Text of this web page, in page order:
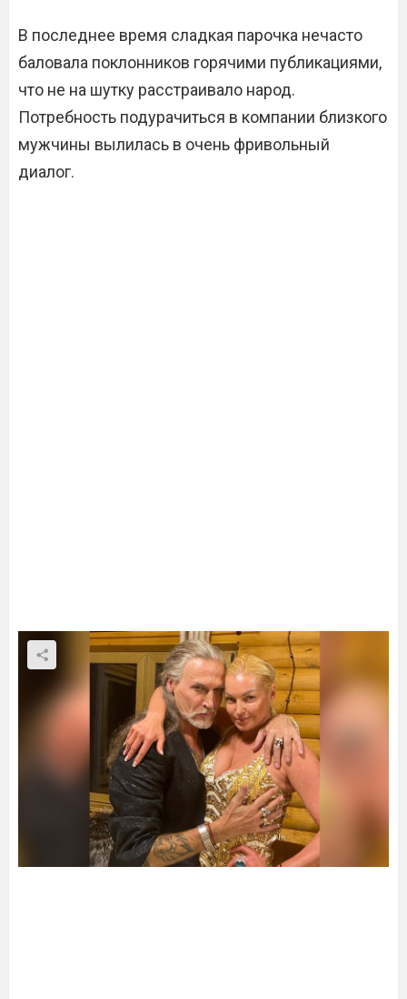
В последнее время сладкая парочка нечасто
баловала поклонников горячими публикациями,
что не на шутку расстраивало народ.
Потребность подурачиться в компании близкого
мужчины вылилась в очень фривольный
диалог.